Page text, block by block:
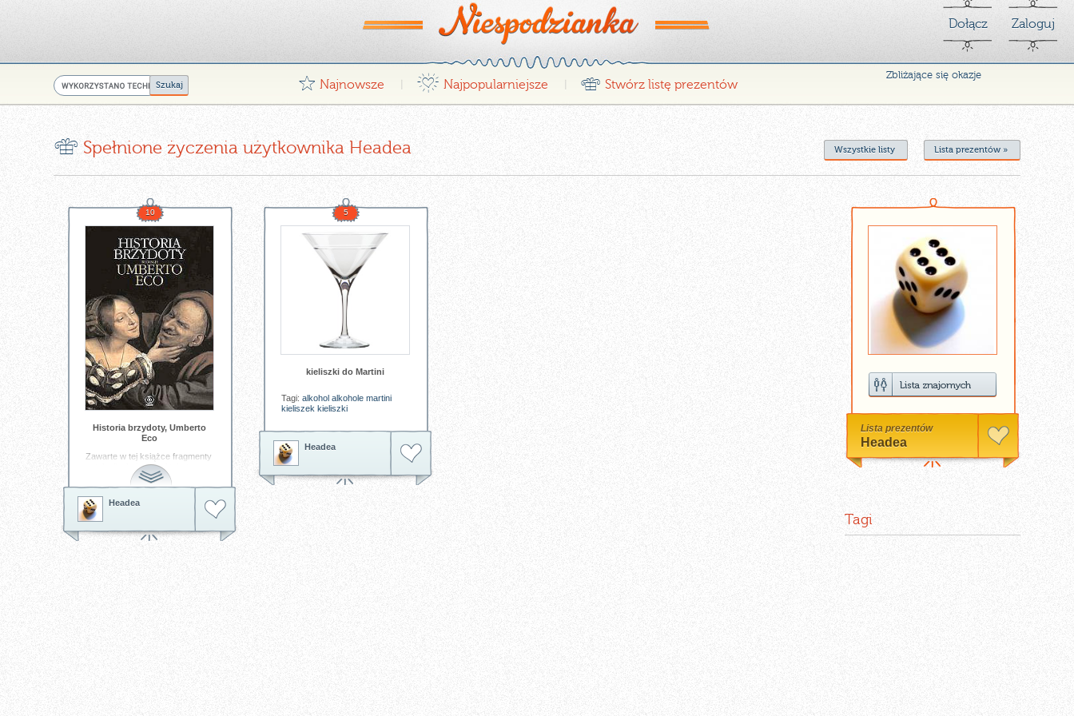
Dołącz Zaloguj
G Najnowsze ¤ Najpopularniejsze r Stwórz listę prezentów
Zbliżające się okazje
r Spełnione życzenia użytkownika Headea Lista prezentów »
Wszystkie listy
Lista prezentów
Headea
Tagi
10
Historia brzydoty, Umberto
Eco
Zawarte w tej książce fragmenty
antologii, obejmującej teksty z
niemal trzech tysięcy lat,
opatrzone niezwykłymi
ilustracjami, wiodą nas
zaskakującym szlakiem
pomiędzy koszmarem, strachem
i miłością; tu przejawy
obrzydzenia podążają równym
towarzyszą dekadencka
ekstaza oraz uwodzicielskie
Headea
5
kieliszki do Martini
Tagi: alkohol alkohole martini
kieliszek kieliszki
Headea